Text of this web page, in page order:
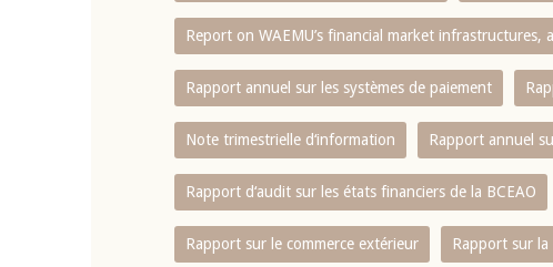
Report on WAEMU’s financial market
Rapport annuel sur les systèmes de paiement
Note trimestrielle d‘information Rapport annuel
Rapport d‘audit sur les états financiers de la BCEAO
Rapport sur le commerce extérieur Rapport sur la